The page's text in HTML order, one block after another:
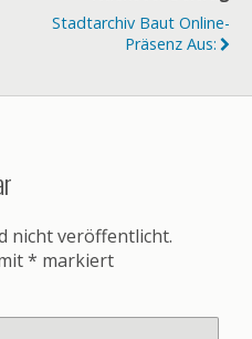
Stadtarchiv Baut Online-
Präsenz Aus:
nicht veröffentlicht.
* markiert